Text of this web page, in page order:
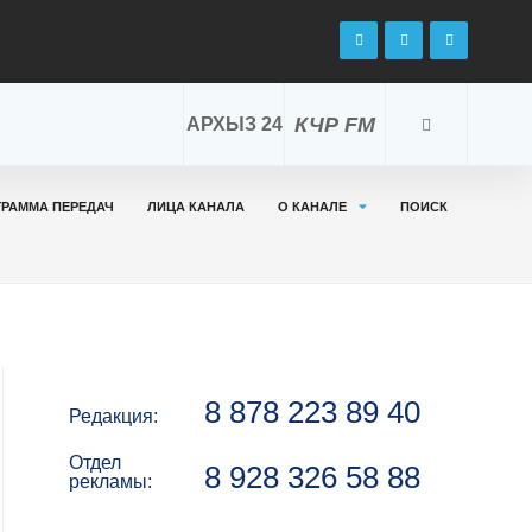
КЧР FM
АРХЫЗ 24
ПЕРЕДАЧ ЛИЦА КАНАЛА О КАНАЛЕ
ПОИСК
Редакция: 8 878 223 89 40
Отдел
рекламы:
8 928 326 58 88